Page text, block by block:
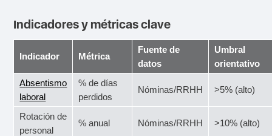
Indicadores y métricas clave
Indicador Métrica
Fuente de
datos
Umbral
orientativo
Absentismo
laboral
% de días
perdidos
Nóminas/RRHH >5% (alto)
Rotación de
personal
% anual Nóminas/RRHH >10% (alto)